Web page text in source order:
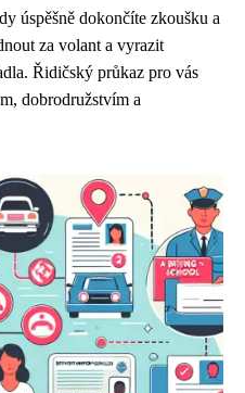
úspěšně dokončíte zkoušku a
za volant a vyrazit
Řidičský průkaz pro vás
dobrodružstvím a